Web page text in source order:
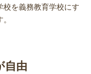
を義務教育学校にす
由